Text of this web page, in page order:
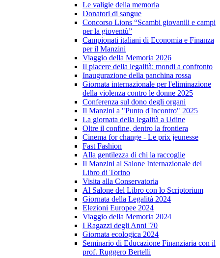
Le valigie della memoria
Donatori di sangue
Concorso Lions “Scambi giovanili e campi
per la gioventù”
Campionati italiani di Economia e Finanza
per il Manzini
Viaggio della Memoria 2026
Il piacere della legalità: mondi a confronto
Inaugurazione della panchina rossa
Giornata internazionale per l'eliminazione
della violenza contro le donne 2025
Conferenza sul dono degli organi
Il Manzini a "Punto d'Incontro" 2025
La giornata della legalità a Udine
Oltre il confine, dentro la frontiera
Cinema for change - Le prix jeunesse
Fast Fashion
Alla gentilezza di chi la raccoglie
Il Manzini al Salone Internazionale del
Libro di Torino
Visita alla Conservatoria
Al Salone del Libro con lo Scriptorium
Giornata della Legalità 2024
Elezioni Europee 2024
Viaggio della Memoria 2024
I Ragazzi degli Anni '70
Giornata ecologica 2024
Seminario di Educazione Finanziaria con il
prof. Ruggero Bertelli